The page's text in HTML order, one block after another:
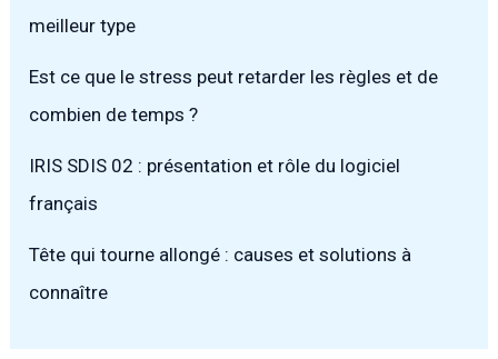
meilleur type
Est ce que le stress peut retarder les règles et de
combien de temps ?
IRIS SDIS 02 : présentation et rôle du logiciel
français
Tête qui tourne allongé : causes et solutions à
connaître